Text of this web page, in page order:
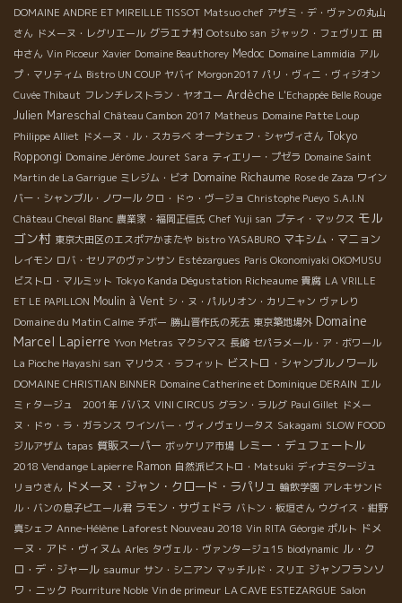
DOMAINE ANDRE ET MIREILLE TISSOT Matsuo chef アザミ・デ・ヴァンの丸山
さん ドメーヌ・レグリエール グラエナ村 Ootsubo san ジャック・フェヴリエ 田
中さん Vin Picoeur Xavier Domaine Beauthorey Medoc Domaine Lammidia アル
プ・マリティム Bistro UN COUP ヤバイ Morgon2017 パリ・ヴィニ・ヴィジオン
Cuvée Thibaut フレンチレストラン・ヤオユー Ardèche L'Echappée Belle Rouge
Julien Mareschal Château Cambon 2017 Matheus Domaine Patte Loup
Philippe Alliet ドメーヌ・ル・スカラベ オーナシェフ・シャヴィさん Tokyo
Roppongi Domaine Jérôme Jouret Sara ティエリー・プゼラ Domaine Saint
Martin de La Garrigue ミレジム・ビオ Domaine Richaume Rose de Zaza ワイン
バー・シャンブル・ノワール クロ・ドゥ・ヴージョ Christophe Pueyo S.A.I.N
Château Cheval Blanc 農業家・福岡正信氏 Chef Yuji san プティ・マックス モル
ゴン村 東京大田区のエスポアかまたや bistro YASABURO マキシム・マニョン
レイモン ロバ・セリアのヴァンサン Estézargues Paris Okonomiyaki OKOMUSU
ビストロ・マルミット Tokyo Kanda Dégustation Richeaume 貴腐 LA VRILLE
ET LE PAPILLON Moulin à Vent シ・ヌ・パルリオン・カリニャン ヴァレり
Domaine du Matin Calme チボー 勝山晋作氏の死去 東京築地場外 Domaine
Marcel Lapierre Yvon Metras マクシマス 長崎 セパラメール・ア・ボワール
La Pioche Hayashi san マリウス・ラフィット ビストロ・シャンブルノワール
DOMAINE CHRISTIAN BINNER Domaine Catherine et Dominique DERAIN エル
ミｒタージュ 2001年 ババス VINI CIRCUS グラン・ラルグ Paul Gillet ドメー
ヌ・ドゥ・ラ・ガランス ワインバー・ヴィノヴェリータス Sakagami SLOW FOOD
ジルアザム tapas 質販スーパー ボッケリア市場 レミー・デュフェートル
2018 Vendange Lapierre Ramon 自然派ビストロ・Matsuki ディナミタージュ
リョウさん ドメーヌ・ジャン・クロード・ラパリュ 輪飲学園 アレキサンド
ル・バンの息子ピエール君 ラモン・サヴェドラ バトン・板垣さん ウグイス・紺野
真シェフ Anne-Hélène Laforest Nouveau 2018 Vin RITA Géorgie ポルト ドメ
ーヌ・アド・ヴィヌム Arles タヴェル・ヴァンタージュ15 biodynamic ル・ク
ロ・デ・ジャール saumur サン・シニアン マッチルド・スリエ ジャンフランソ
ワ・ニック Pourriture Noble Vin de primeur LA CAVE ESTEZARGUE Salon